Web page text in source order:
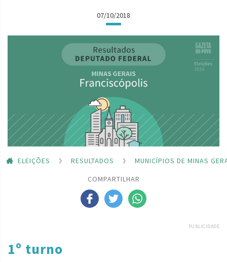
07/10/2018
ELEIÇÕES RESULTADOS
MUNICÍPIOS DE MINAS
COMPARTILHAR
PUBLICIDADE
1º turno